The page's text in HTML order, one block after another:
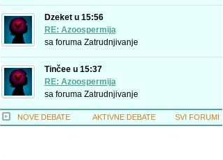
Dzeket u 15:56
RE: Azoospermija
sa foruma Zatrudnjivanje
Tinčee u 15:37
RE: Azoospermija
sa foruma Zatrudnjivanje
NOVE DEBATE AKTIVNE DEBATE SVI FORUMI